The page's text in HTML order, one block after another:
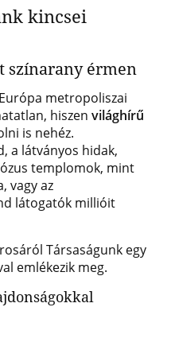
kincsei
színarany érmen
Európa metropoliszai
hiszen világhírű
is nehéz.
a látványos hidak,
templomok, mint
vagy az
látogatók millióit
Társaságunk egy
emlékezik meg.